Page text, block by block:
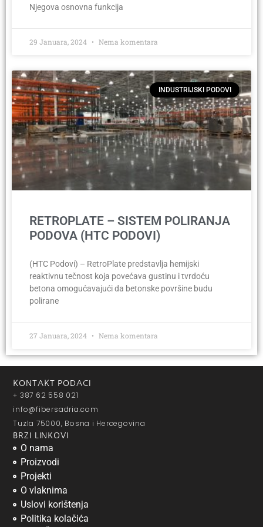
Njegova osnovna funkcija
29 Januara, 2024 Nema komentara
INDUSTRIJSKI PODOVI
RETROPLATE – SISTEM POLIRANJA
PODOVA (HTC PODOVI)
(HTC Podovi) – RetroPlate predstavlja hemijski
reaktivnu tečnost koja povećava gustinu i tvrdoću
betona omogućavajući da betonske površine budu
polirane
27 Januara, 2024 Nema komentara
KONTAKT PODACI
+ 387 62 558 021
info@fibersadria.com
Tuzla 75000, Bosna i Hercegovina
BRZI LINKOVI
O nama
Proizvodi
Projekti
O vlaknima
Uslovi korištenja
Politika kolačića